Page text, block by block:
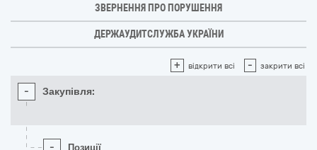
ЗВЕРНЕННЯ ПРО ПОРУШЕННЯ
ДЕРЖАУДИТСЛУЖБА УКРАЇНИ
+ відкрити всі - закрити всі
- Закупівля:
- Позиції